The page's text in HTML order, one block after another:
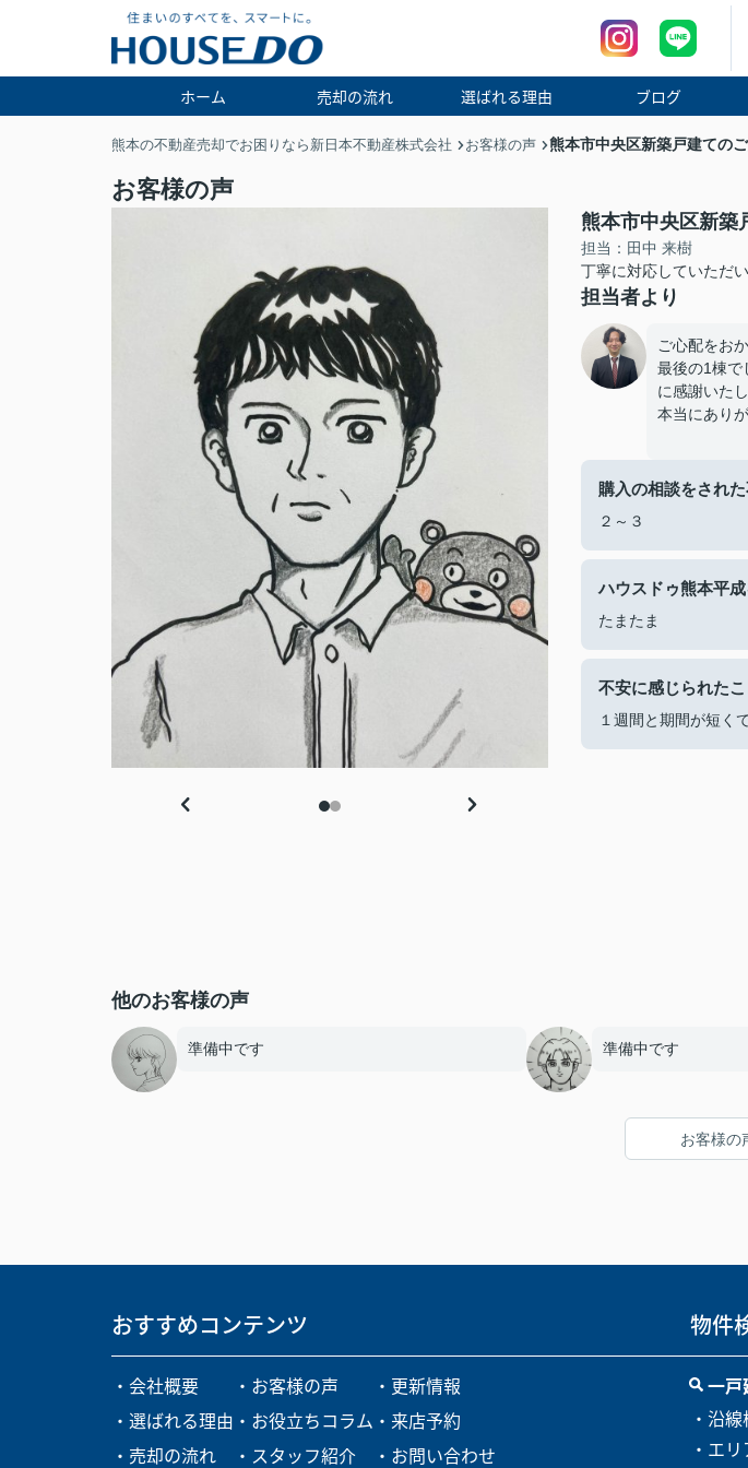
ホーム 売却の流れ 選ばれる理由 ブログ
熊本の不動産売却でお困りなら新日本不動産株式会社 お客様の声 熊本市中央区新築戸建ての
お客様の声
熊本市中央区新
担当：田中 来樹
丁寧に対応していただ
担当者より
ご心配をお
最後の1棟で
に感謝いたし
本当にあり
購入の相談をされ
２～３
ハウスドゥ熊本平
たまたま
不安に感じられた
１週間と期間が短く
他のお客様の声
準備中です 準備中です
お客様の
おすすめコンテンツ
・会社概要
・選ばれる理由
・売却の流れ
・お客様の声
・お役立ちコラム
・スタッフ紹介
・更新情報
・来店予約
・お問い合わせ
物件
一戸
・沿
・エ